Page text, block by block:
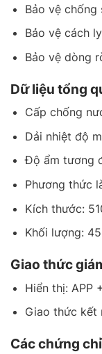
Bảo vệ chống
Bảo vệ cách
Bảo vệ dòng
Dữ liệu tổng
Cấp chống
Dải nhiệt độ
Độ ẩm tương
Phương thức
Kích thước:
Khối lượng:
Giao thức
Hiển thị: APP
Giao thức kết
Các chứng